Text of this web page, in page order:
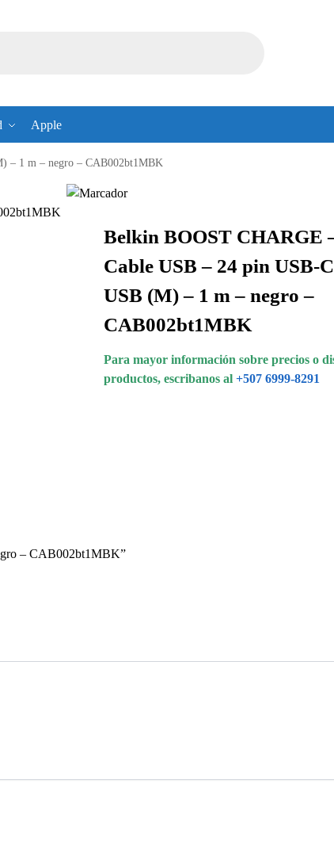
Apple
– 1 m – negro – CAB002bt1MBK
Belkin BOOST CHARGE
Cable USB – 24 pin USB-
USB (M) – 1 m – negro –
CAB002bt1MBK
Para mayor información sobre precios o
productos, escribanos al +507 6999-8291
– CAB002bt1MBK”